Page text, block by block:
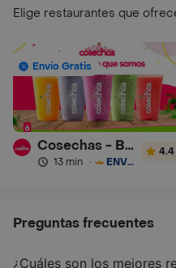
Elige restaurantes que
Envío Gratis
Cosechas - Batidos
13 min · ENVÍO GRATIS
4.4
Preguntas frecuentes
¿Cuáles son los mejores